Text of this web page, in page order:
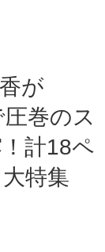
が
圧巻のス
計18ペ
特集